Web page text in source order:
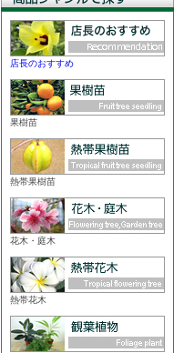
店長のおすすめ
果樹苗
熱帯果樹苗
花木・庭木
熱帯花木